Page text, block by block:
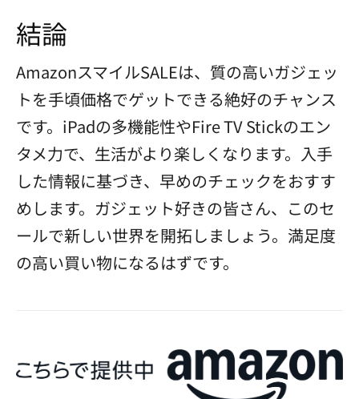
結論
AmazonスマイルSALEは、質の高いガジェッ
トを手頃価格でゲットできる絶好のチャンス
です。iPadの多機能性やFire TV Stickのエン
タメ力で、生活がより楽しくなります。入手
した情報に基づき、早めのチェックをおすす
めします。ガジェット好きの皆さん、このセ
ールで新しい世界を開拓しましょう。満足度
の高い買い物になるはずです。